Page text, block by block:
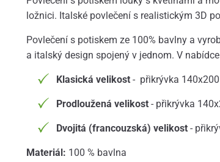
ložnici. Italské povlečení s realistickým 3D
Povlečení s potiskem ze 100% bavlny a
a italský design spojený v jednom. V
Klasická velikost- přikrývka
Prodloužená velikost- přikrývka
Dvojitá (francouzská) velikost-
Materiál: 100 % bavlna